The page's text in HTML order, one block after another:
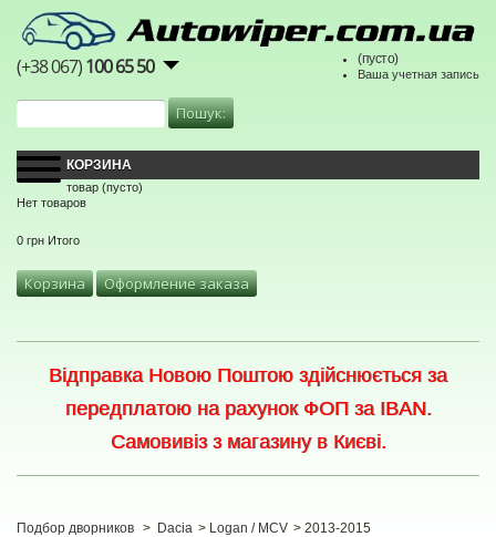
(+38 067)100 65 50 (пусто)
Ваша учетная запись
КОРЗИНА
товар (пусто)
Нет товаров
0 грн Итого
Корзина Оформление заказа
Відправка Новою Поштою здійснюється за
передплатою на рахунок ФОП за IBAN.
Самовивіз з магазину в Києві.
Подбор дворников > Dacia > Logan / MCV > 2013-2015